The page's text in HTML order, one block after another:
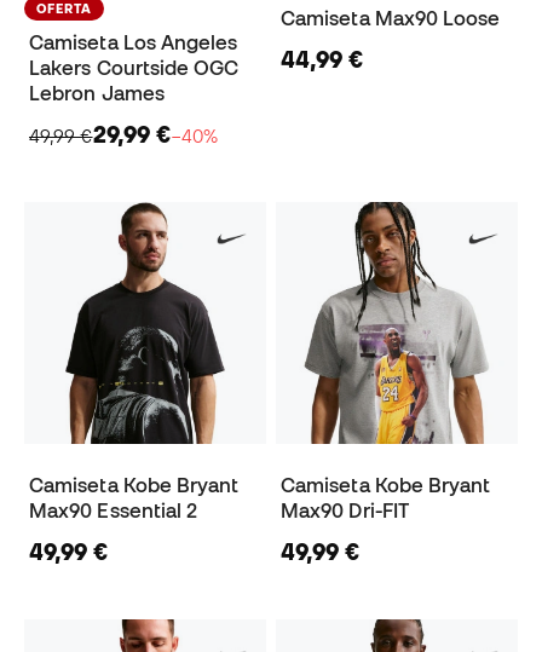
OFERTA
Camiseta Los Angeles
Lakers Courtside OGC
Lebron James
49,99 €29,99 €−40%
Camiseta Max90 Loose
44,99 €
Camiseta Kobe Bryant
Max90 Essential 2
49,99 €
Camiseta Kobe Bryant
Max90 Dri-FIT
49,99 €